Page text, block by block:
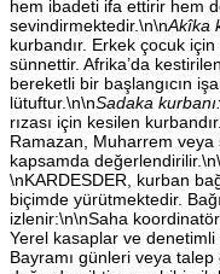
hem ibadeti ifa ettirir hem
sevindirmektedir.\n\nAkîka
kurbandır. Erkek çocuk
sünnettir. Afrika’da
bereketli bir başlangıcın
lütuftur.\n\nSadaka kurbanı:
rızası için kesilen
Ramazan, Muharrem veya
kapsamda
\nKARDESDER, kurban
biçimde yürütmektedir.
izlenir:\n\nSaha
Yerel kasaplar ve
Bayramı günleri veya